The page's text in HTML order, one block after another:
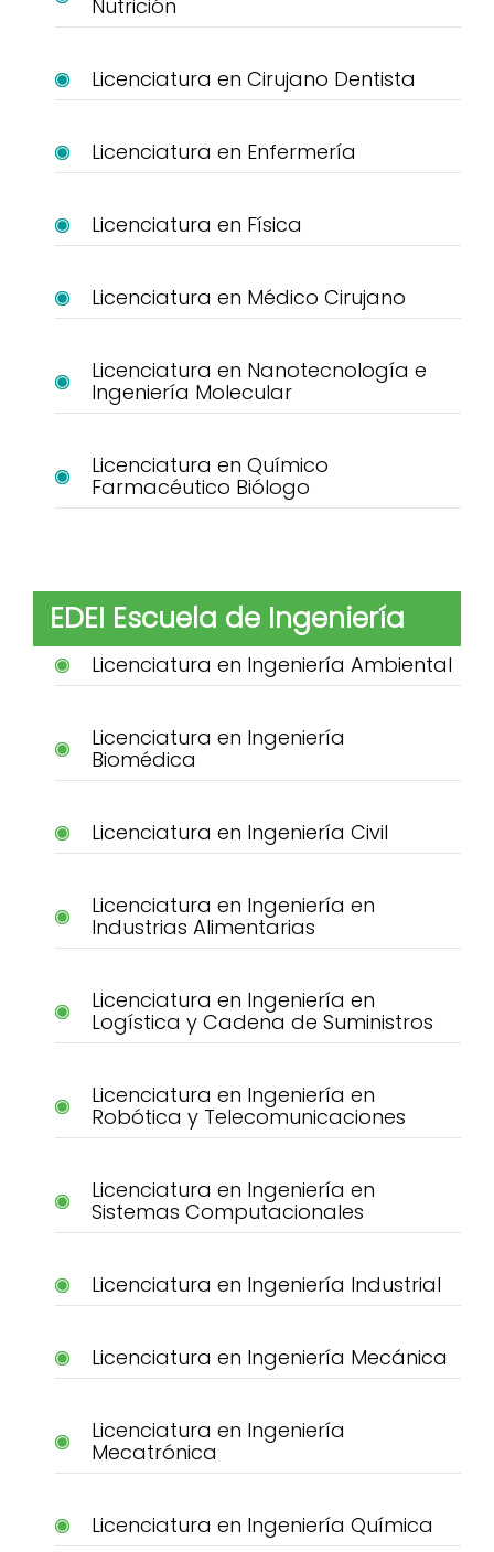
Nutrición
Licenciatura en Cirujano Dentista
Licenciatura en Enfermería
Licenciatura en Física
Licenciatura en Médico Cirujano
Licenciatura en Nanotecnología e
Ingeniería Molecular
Licenciatura en Químico
Farmacéutico Biólogo
EDEI Escuela de Ingeniería
Licenciatura en Ingeniería Ambiental
Licenciatura en Ingeniería
Biomédica
Licenciatura en Ingeniería Civil
Licenciatura en Ingeniería en
Industrias Alimentarias
Licenciatura en Ingeniería en
Logística y Cadena de Suministros
Licenciatura en Ingeniería en
Robótica y Telecomunicaciones
Licenciatura en Ingeniería en
Sistemas Computacionales
Licenciatura en Ingeniería Industrial
Licenciatura en Ingeniería Mecánica
Licenciatura en Ingeniería
Mecatrónica
Licenciatura en Ingeniería Química